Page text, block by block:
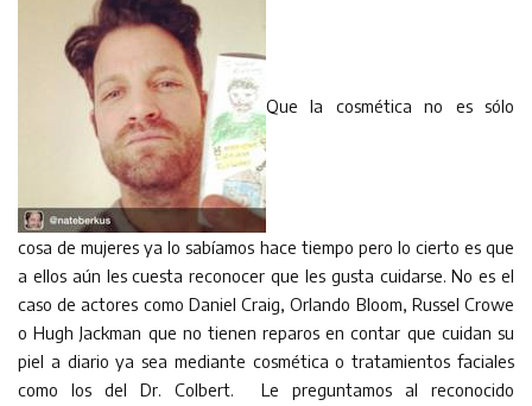
Que la cosmética no es sólo
cosa de mujeres ya lo sabíamos hace tiempo pero lo cierto es que
a ellos aún les cuesta reconocer que les gusta cuidarse. No es el
caso de actores como Daniel Craig, Orlando Bloom, Russel Crowe
o Hugh Jackman que no tienen reparos en contar que cuidan su
piel a diario ya sea mediante cosmética o tratamientos faciales
como los del Dr. Colbert. Le preguntamos al reconocido